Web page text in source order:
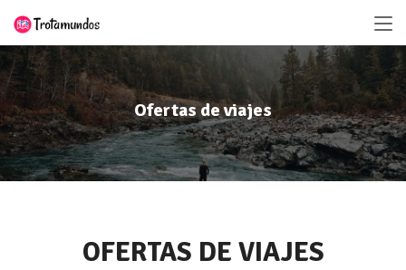
Ofertas de viajes
OFERTAS DE VIAJES